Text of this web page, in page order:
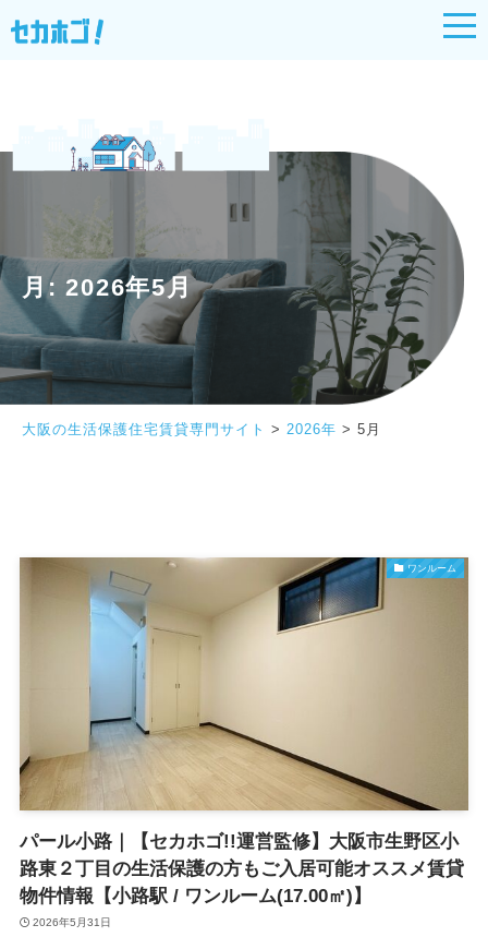
月:2026年5月
大阪の生活保護住宅賃貸専門サイト > 2026年 >5月
ワンルーム
パール小路｜【セカホゴ!!運営監修】大阪市生野区小
路東２丁目の生活保護の方もご入居可能オススメ賃貸
物件情報【小路駅 / ワンルーム(17.00㎡)】
2026年5月31日